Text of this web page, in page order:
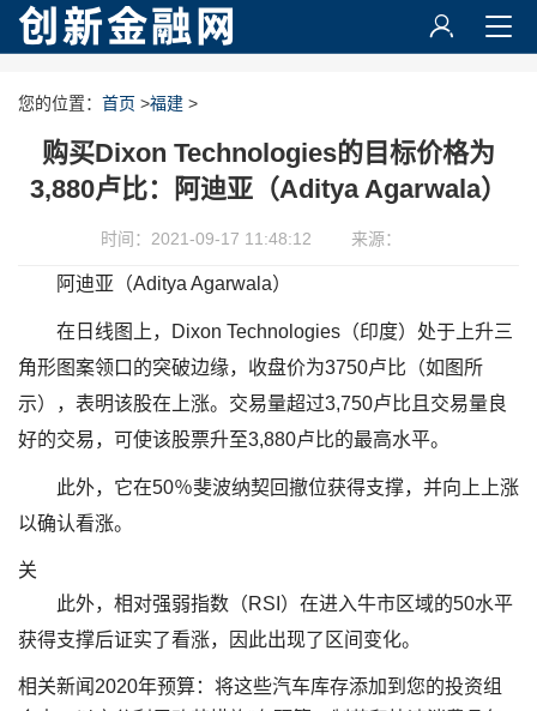
您的位置： 首页 >福建 >
购买Dixon Technologies的目标价格为
3,880卢比：阿迪亚（Aditya Agarwala）
时间：2021-09-17 11:48:12 来源：
阿迪亚（Aditya Agarwala）
在日线图上，Dixon Technologies（印度）处于上升三
角形图案领口的突破边缘，收盘价为3750卢比（如图所
示），表明该股在上涨。交易量超过3,750卢比且交易量良
好的交易，可使该股票升至3,880卢比的最高水平。
此外，它在50％斐波纳契回撤位获得支撑，并向上上涨
以确认看涨。
关
此外，相对强弱指数（RSI）在进入牛市区域的50水平
获得支撑后证实了看涨，因此出现了区间变化。
相关新闻2020年预算：将这些汽车库存添加到您的投资组